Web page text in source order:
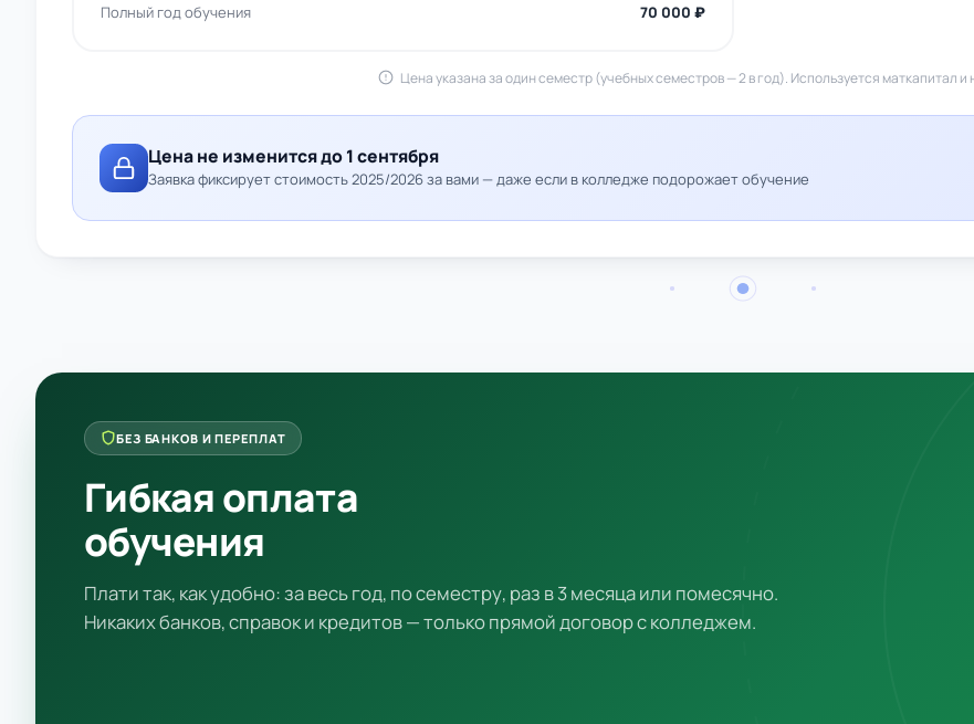
Полный год обучения 70 000 ₽
Цена указана за один семестр (учебных семестров — 2 в год). Используется маткапитал и
Цена не изменится до 1 сентября
Заявка фиксирует стоимость 2025/2026 за вами — даже если в колледже подорожает обучение
БЕЗ БАНКОВ И ПЕРЕПЛАТ
Гибкая оплата
обучения
Плати так, как удобно: за весь год, по семестру, раз в 3 месяца или помесячно.
Никаких банков, справок и кредитов — только прямой договор с колледжем.